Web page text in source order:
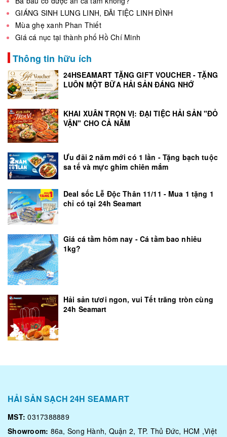
GIÁNG SINH LUNG LINH, ĐÃI TIỆC LINH ĐÌNH
Mùa ghẹ xanh Phan Thiết
Giá cá nục tại thành phố Hồ Chí Minh
Thông tin hữu ích
24HSEAMART TẶNG GIFT VOUCHER - TẶNG
LUÔN MỘT BỮA HẢI SẢN ĐÁNG NHỚ
KHAI XUÂN TRỌN VỊ: ĐẠI TIỆC HẢI SẢN "ĐỎ
VẬN" CHO CẢ NĂM
Ưu đãi 2 năm mới có 1 lần - Tặng bạch tuộc
sa tế và mực ghim chiên mắm
Deal sốc Lễ Độc Thân 11/11 - Mua 1 tặng 1
chỉ có tại 24h Seamart
Giá cá tầm hôm nay - Cá tầm bao nhiêu
1kg?
Hải sản tươi ngon, vui Tết trăng tròn cùng
24h Seamart
HẢI SẢN SẠCH 24H SEAMART
MST: 0317388889
Showroom: 86a, Song Hành, Quận 2, TP. Thủ Đức, HCM ,Việt